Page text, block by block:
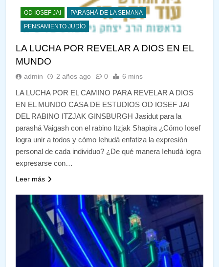
OD IOSEF JAI
PARASHÁ DE LA SEMANA
PENSAMIENTO JUDÍO
LA LUCHA POR REVELAR A DIOS EN EL
MUNDO
admin 2 años ago 0 6 mins
LA LUCHA POR EL CAMINO PARA REVELAR A DIOS
EN EL MUNDO CASA DE ESTUDIOS OD IOSEF JAI
DEL RABINO ITZJAK GINSBURGH Jasidut para la
parashá Vaigash con el rabino Itzjak Shapira ¿Cómo Iosef
logra unir a todos y cómo Iehudá enfatiza la expresión
personal de cada individuo? ¿De qué manera Iehudá logra
expresarse con…
Leer más